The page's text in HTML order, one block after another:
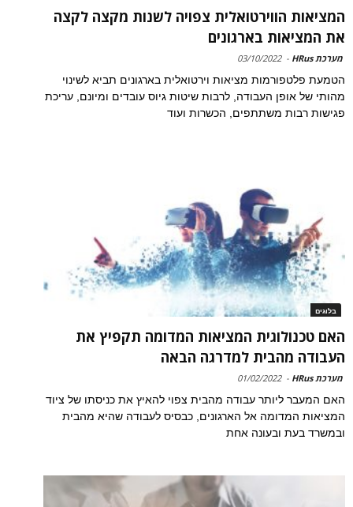
המציאות הווירטואלית צפויה לשנות מקצה לקצה
את המציאות בארגונים
מערכת HRus -
03/10/2022
הטמעת פלטפורמות מציאות וירטואלית בארגונים תביא לשינוי
מהותי של אופן העבודה, לרבות שיטות גיוס עובדים ומיונם, עריכת
פגישות רבות משתתפים, הכשרות ועוד
בלוגים
האם טכנולוגית המציאות המדומה תקפיץ את
העבודה מהבית למדרגה הבאה
מערכת HRus -
01/02/2022
האם המעבר ליותר עבודה מהבית צפוי להאיץ את כניסתו של ציוד
המציאות המדומה אל הארגונים, כבסיס לעבודה שהיא מהבית
ובמשרד בעת ובעונה אחת